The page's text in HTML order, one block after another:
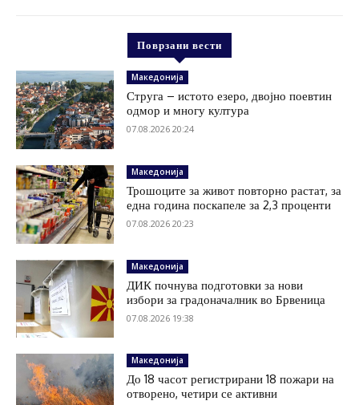
Поврзани вести
Македонија
Струга – истото езеро, двојно поевтин
одмор и многу култура
07.08.2026 20:24
Македонија
Трошоците за живот повторно растат, за
една година поскапеле за 2,3 проценти
07.08.2026 20:23
Македонија
ДИК почнува подготовки за нови
избори за градоначалник во Брвеница
07.08.2026 19:38
Македонија
До 18 часот регистрирани 18 пожари на
отворено, четири се активни